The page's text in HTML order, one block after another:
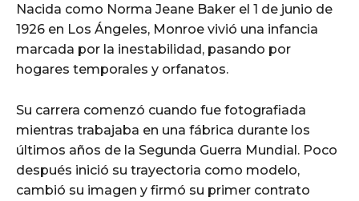
Nacida como Norma Jeane Baker el 1 de junio de
1926 en Los Ángeles, Monroe vivió una infancia
marcada por la inestabilidad, pasando por
hogares temporales y orfanatos.
Su carrera comenzó cuando fue fotografiada
mientras trabajaba en una fábrica durante los
últimos años de la Segunda Guerra Mundial. Poco
después inició su trayectoria como modelo,
cambió su imagen y firmó su primer contrato